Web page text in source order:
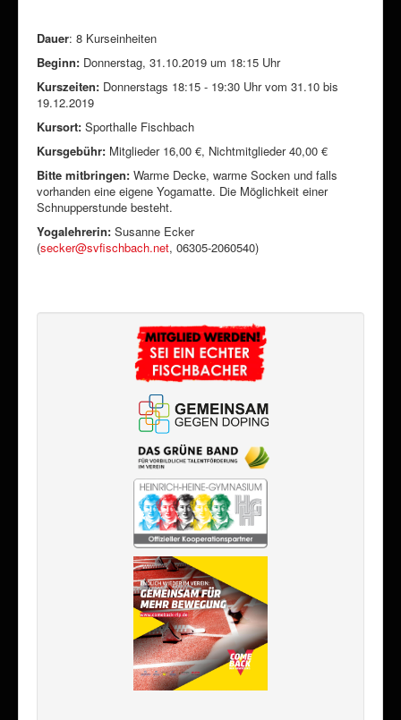
Dauer: 8 Kurseinheiten
Beginn: Donnerstag, 31.10.2019 um 18:15 Uhr
Kurszeiten: Donnerstags 18:15 - 19:30 Uhr vom 31.10 bis
19.12.2019
Kursort: Sporthalle Fischbach
Kursgebühr: Mitglieder 16,00 €, Nichtmitglieder 40,00 €
Bitte mitbringen: Warme Decke, warme Socken und falls
vorhanden eine eigene Yogamatte. Die Möglichkeit einer
Schnupperstunde besteht.
Yogalehrerin: Susanne Ecker
(secker@svfischbach.net, 06305-2060540)